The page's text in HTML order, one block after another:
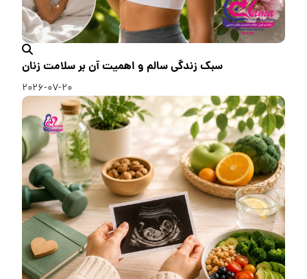
سبک زندگی سالم و اهمیت آن بر سلامت زنان
۲۰۲۶-۰۷-۲۰